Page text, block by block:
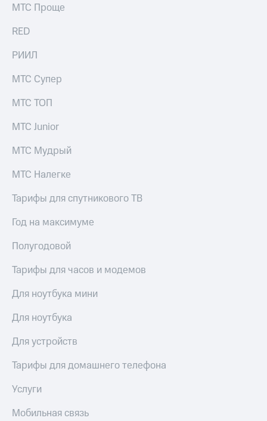
МТС Проще
RED
РИИЛ
МТС Супер
МТС ТОП
МТС Junior
МТС Мудрый
МТС Налегке
Тарифы для спутникового ТВ
Год на максимуме
Полугодовой
Тарифы для часов и модемов
Для ноутбука мини
Для ноутбука
Для устройств
Тарифы для домашнего телефона
Услуги
Мобильная связь